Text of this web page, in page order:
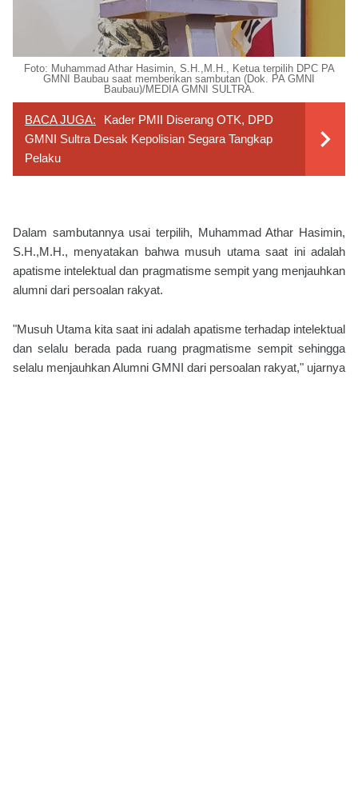
Foto: Muhammad Athar Hasimin, S.H.,M.H., Ketua terpilih DPC PA
GMNI Baubau saat memberikan sambutan (Dok. PA GMNI
Baubau)/MEDIA GMNI SULTRA.
BACA JUGA:
Kader PMII Diserang OTK, DPD
GMNI Sultra Desak Kepolisian Segara Tangkap
Pelaku
Dalam sambutannya usai terpilih, Muhammad Athar Hasimin,
S.H.,M.H., menyatakan bahwa musuh utama saat ini adalah
apatisme intelektual dan pragmatisme sempit yang menjauhkan
alumni dari persoalan rakyat.
"Musuh Utama kita saat ini adalah apatisme terhadap intelektual
dan selalu berada pada ruang pragmatisme sempit sehingga
selalu menjauhkan Alumni GMNI dari persoalan rakyat," ujarnya